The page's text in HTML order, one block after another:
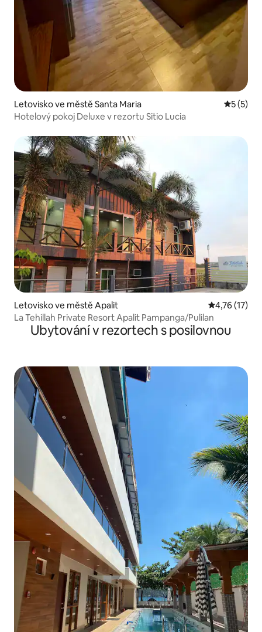
Letovisko ve městě Santa Maria
5 (5)
Hotelový pokoj Deluxe v rezortu Sitio Lucia
Letovisko ve městě Apalit Průměrné
4,76 (17)
La Tehillah Private Resort Apalit Pampanga/Pulilan
Ubytování v rezortech s posilovnou